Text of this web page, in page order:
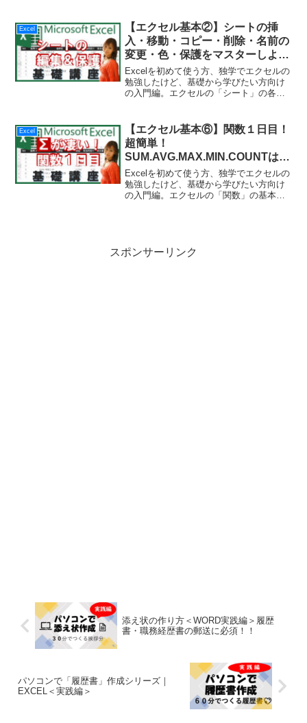
場合には、３つの変更方法があります！
３つの方法（ドラッグ...
Excel
【エクセル基本②】シートの挿
入・移動・コピー・削除・名前の
変更・色・保護をマスターしよ
う！超簡単！
Excelを初めて使う方、独学でエクセルの
勉強したけど、基礎から学びたい方向け
の入門編。エクセルの「シート」の各種
できます！動画版では、タブからの編集
方法も解説している...
Excel
【エクセル基本⑥】関数１日目！
超簡単！
SUM.AVG.MAX.MIN.COUNTは∑
で解決！＜パソコン初心者向け入
門講座＞
Excelを初めて使う方、独学でエクセルの
勉強したけど、基礎から学びたい方向け
の入門編。エクセルの「関数」の基本中
スポンサーリンク
添え状の作り方＜WORD実践編＞履歴
書・職務経歴書の郵送に必須！！
パソコンで「履歴書」作成シリーズ｜
EXCEL＜実践編＞